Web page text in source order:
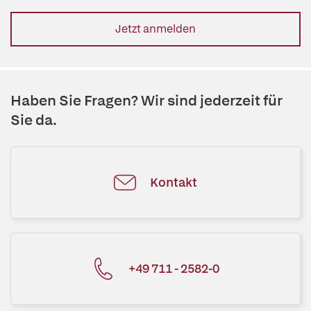
Jetzt anmelden
Haben Sie Fragen? Wir sind jederzeit für
Sie da.
Kontakt
+49 711 - 2582-0